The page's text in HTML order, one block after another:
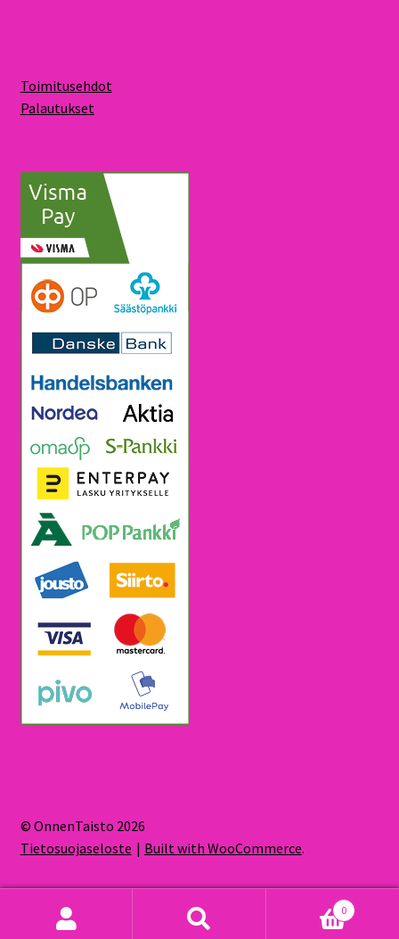
Toimitusehdot
Palautukset
© OnnenTaisto 2026
Tietosuojaseloste
Built with WooCommerce.
0